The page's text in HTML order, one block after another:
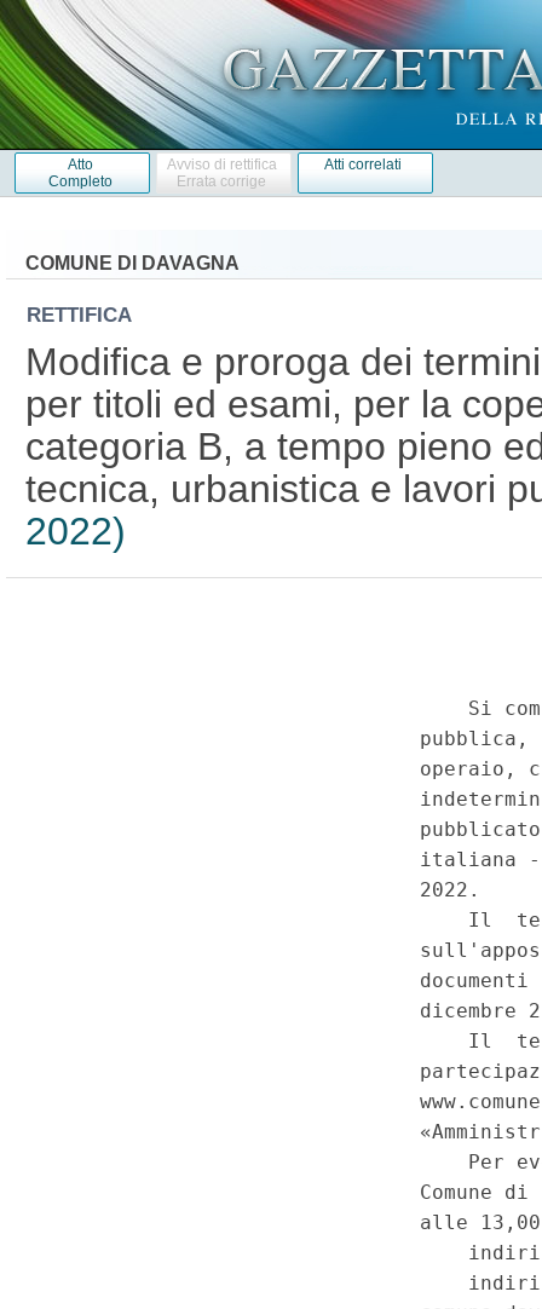
Atto
Completo
Avviso di rettifica
Errata corrige
Atti correlati
COMUNE DI DAVAGNA
RETTIFICA
Modifica e proroga dei
per titoli ed esami, per la
categoria B, a tempo pieno
tecnica, urbanistica e lavori
2022)